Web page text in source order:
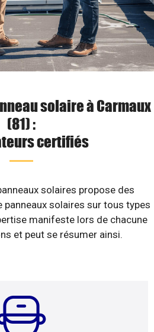
solaire à Carmaux
(81) :
certifiés
solaires propose des
panneaux solaires sur tous types
manifeste lors de chacune
et peut se résumer ainsi.